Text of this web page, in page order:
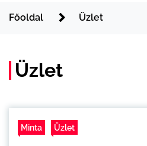
Főoldal Üzlet
Üzlet
Minta Üzlet